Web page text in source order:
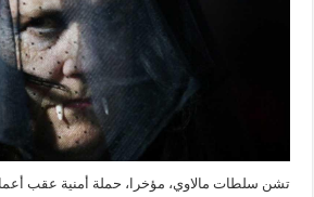
تشن سلطات مالاوي، مؤخرا، حملة أمنية عقب